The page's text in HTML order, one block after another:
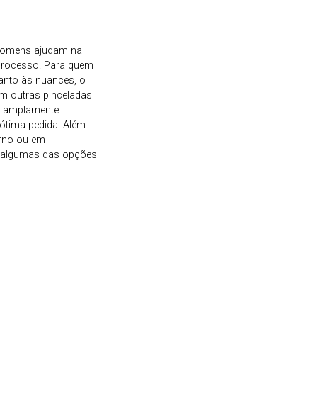
ajudam na
Para quem
às nuances, o
outras pinceladas
pedida. Além
ou em
das opções